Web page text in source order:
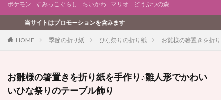
ポケモン すみっこぐらし ちいかわ マリオ どうぶつの森
ョンを含みます
HOME 季節の折り紙 ひな祭りの折り紙 お雛様の箸置きを折
お雛様の箸置きを折り紙を手作り♪雛人形でかわい
いひな祭りのテーブル飾り